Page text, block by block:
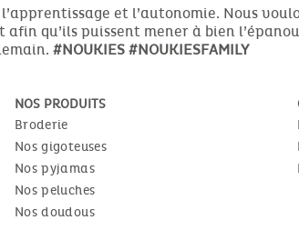
et l’autonomie. Nous
qu’ils puissent mener à bien
#NOUKIES #NOUKIESFAMILY
NOS PRODUITS
Broderie
Nos gigoteuses
Nos pyjamas
Nos peluches
Nos doudous